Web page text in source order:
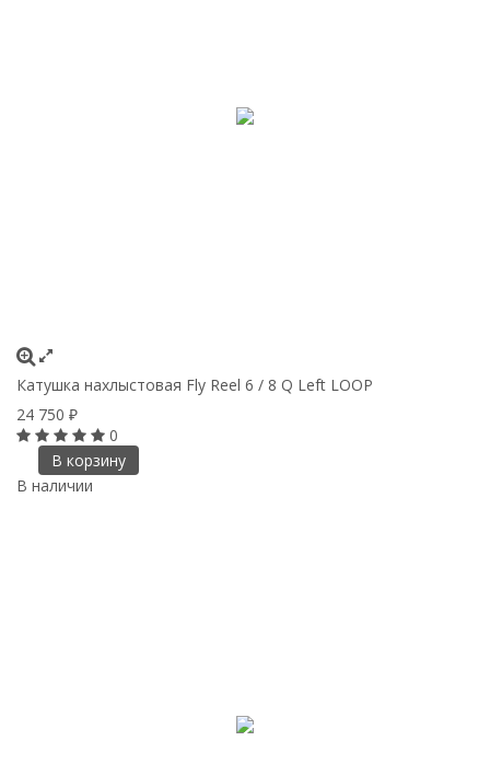
Катушка нахлыстовая Fly Reel 6 / 8 Q Left LOOP
24 750 ₽
0
В корзину
В наличии